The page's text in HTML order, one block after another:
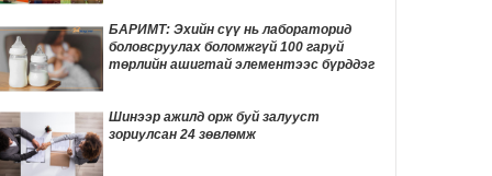
3 цаг 32 мин
Өнөөдөр автомашины сондгой улсын
дугаартай хэрэглэгчдэд бензин олгоно
3 цаг 56 мин
Өнөөдөр хийгдэх цахилгаан засварын
хуваарь
БАРИМТ: Эхийн сүү нь лабораторид
боловсруулах боломжгүй 100 гаруй
төрлийн ашигтай элементээс бүрддэг
Шинээр ажилд орж буй залууст
зориулсан 24 зөвлөмж